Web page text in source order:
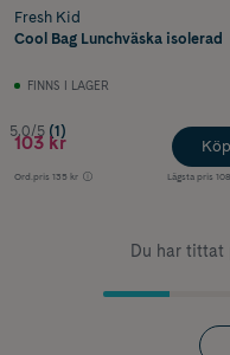
Fresh Kid
Cool Bag Lunchväska isolerad
FINNS I LAGER
5.0/5 (1)
103 kr
Ord.pris 135 kr Lägsta pris
Köp
Du har tittat